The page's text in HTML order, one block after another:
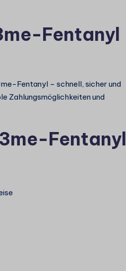
Fentanyl
Fentanyl – schnell, sicher und
Zahlungsmöglichkeiten und
Fentanyl